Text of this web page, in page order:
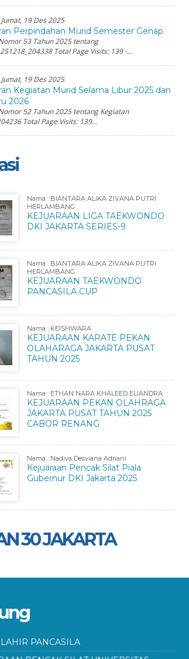
Jumat, 19 Des 2025
Perpindahan Murid Semester Genap
53 Tahun 2025 tentang
Total Page Visits: 139 -...
Jumat, 19 Des 2025
Kegiatan Murid Selama Libur 2025 dan
2026
52 Tahun 2025 tentang Kegiatan
Total Page Visits: 139...
Nama : BIANTARA ALIKA ZIVANA PUTRI
HERLAMBANG
KEJUARAAN LIGA TAEKWONDO
DKI JAKARTA SERIES-9
Nama : BIANTARA ALIKA ZIVANA PUTRI
HERLAMBANG
KEJUARAAN TAEKWONDO
PANCASILA CUP
Nama : KEISHWARA
KEJUARAAN KARATE PEKAN
OLAHARAGA JAKARTA PUSAT
TAHUN 2025
Nama : ETHAN NARA KHALEED ELIANDRA
KEJUARAAN PEKAN OLAHRAGA
JAKARTA PUSAT TAHUN 2025
CABOR RENANG
Nama : Nadiva Desviana Adriani
Kejuaraan Pencak Silat Piala
Gubernur DKI Jakarta 2025
30 JAKARTA
PANCASILA